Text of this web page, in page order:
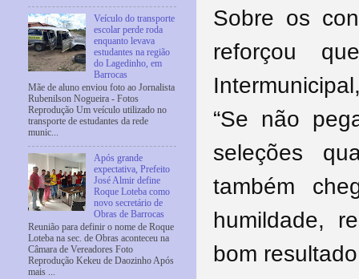
Sobre os
reforçou
“Se não
seleções
também
humildade,
bom
Veículo do transporte
escolar perde roda
enquanto levava
estudantes na região
do Lagedinho, em
Barrocas
Mãe de aluno enviou foto ao Jornalista
Rubenilson Nogueira - Fotos
Reprodução Um veículo utilizado no
transporte de estudantes da rede
munic...
Após grande
expectativa, Prefeito
José Almir define
Roque Loteba como
novo secretário de
Obras de Barrocas
Reunião para definir o nome de Roque
Loteba na sec. de Obras aconteceu na
Câmara de Vereadores Foto
Reprodução Kekeu de Daozinho Após
mais ...